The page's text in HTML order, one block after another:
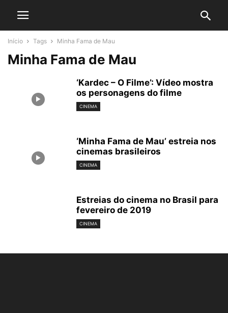
Início Tags Minha Fama de Mau
Minha Fama de Mau
‘Kardec – O Filme’: Vídeo mostra
os personagens do filme
CINEMA
‘Minha Fama de Mau’ estreia nos
cinemas brasileiros
CINEMA
Estreias do cinema no Brasil para
fevereiro de 2019
CINEMA